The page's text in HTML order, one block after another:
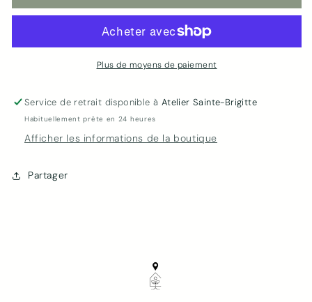
Houle
Houle
Plus de moyens de paiement
Service de retrait disponible à Atelier Sainte-Brigitte
Habituellement prête en 24 heures
Afficher les informations de la boutique
Partager
Connexion requise